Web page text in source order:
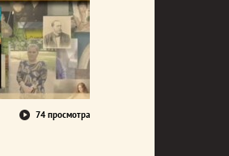
74 просмотра